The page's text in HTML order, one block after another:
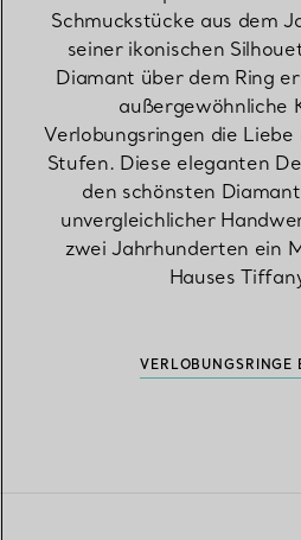
Schmuckstücke aus dem
seiner ikonischen
Diamant über dem Ring
außergewöhnliche
Verlobungsringen die
Stufen. Diese eleganten
den schönsten
unvergleichlicher
zwei Jahrhunderten ein
Hauses
VERLOBUNGSRINGE